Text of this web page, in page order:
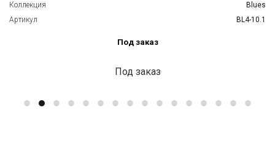
Коллекция
Blues
Артикул
BL4-10.1
Под заказ
Под заказ